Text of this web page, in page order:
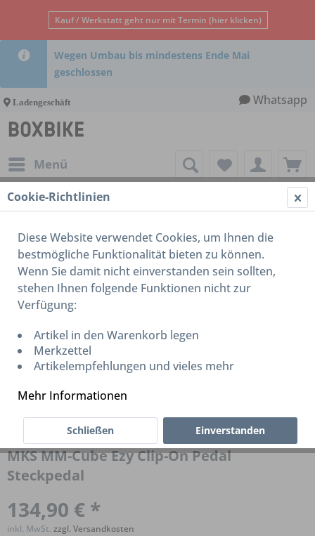
Kauf / Werkstatt geht nur mit Termin (hier klicken)
Wegen Umbau bis mindestens Ende Mai
geschlossen
Ladengeschäft Whatsapp
Menü
MKS MM-Cube Ezy Clip-On Pedal
Steckpedal
134,90 € *
inkl. MwSt. zzgl. Versandkosten
Cookie-Richtlinien
Diese Website verwendet Cookies, um Ihnen die
bestmögliche Funktionalität bieten zu können.
Wenn Sie damit nicht einverstanden sein sollten,
stehen Ihnen folgende Funktionen nicht zur
Verfügung:
Artikel in den Warenkorb legen
Merkzettel
Artikelempfehlungen und vieles mehr
Mehr Informationen
Einverstanden
Schließen